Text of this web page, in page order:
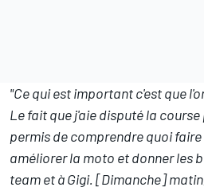
"Ce qui est important c'est que
Le fait que j'aie disputé la course
permis de comprendre quoi
améliorer la moto et donner les
team et à Gigi. [Dimanche]